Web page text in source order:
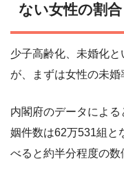
ない女性の割合
少子高齢化、未婚化
が、まずは女性の未婚
内閣府のデータによ
姻件数は62万531組と
べると約半分程度の数